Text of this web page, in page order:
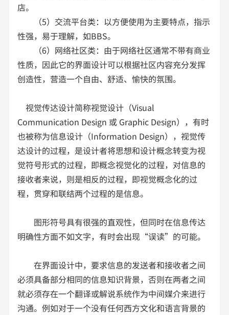
店。
（5）交流平台类：以方便使用为主要特点，指示
性强，易于理解，如BBS。
（6）网络社区类：由于网络社区通常不带有商业
性质，因此它的界面设计可以根据社区内容充分发挥
创造性，营造一个自由、舒适、愉快的氛围。
视觉传达设计简称视觉设计（Visual
Communication Design 或 Graphic Design），有时
也被称为信息设计（Information Design），视觉传
达设计的过程，是设计者将思想和设计概念转变为视
觉符号形式的过程，即概念视觉化的过程，对信息的
接收者来说，则是相反的过程，即视觉概念化的过
程，贯穿和联结两个过程的是信息。
图形符号具有很强的直观性，但同时在信息传达
明确性方面不如文字，有时会出现“误读”的可能。
在界面设计中，要求信息的发送者和接收者之间
必须具备部分相同的信息知识背景，否则在两者之间
就必须存在一个翻译或解说系统作为中间媒介来进行
沟通。例如对于一个没有任何西方文化和语言背景的